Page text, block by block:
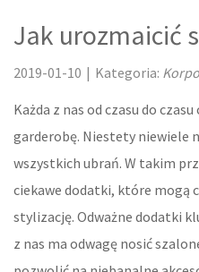
DOMY,
Jak urozmaicić
2019-01-10 | Kategoria:
Każda z nas od czasu do
garderobę. Niestety niewiele
wszystkich ubrań. W takim
ciekawe dodatki, które mogą
stylizację. Odważne dodatki
z nas ma odwagę nosić